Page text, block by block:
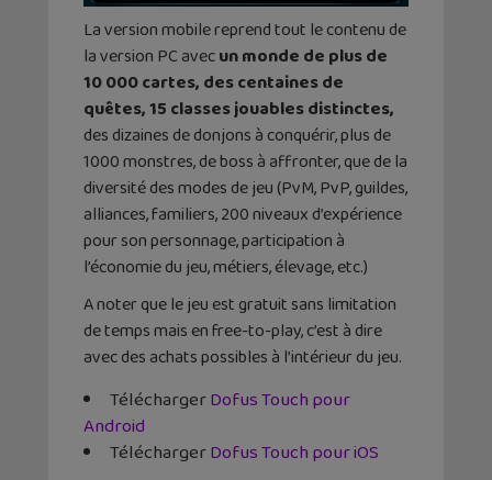
La version mobile reprend tout le contenu de
la version PC avecun monde de plus de
10 000 cartes, des centaines de
quêtes, 15 classes jouables distinctes,
des dizaines de donjons à conquérir, plus de
1000 monstres, de boss à affronter, que de la
diversité des modes de jeu (PvM, PvP, guildes,
alliances, familiers, 200 niveaux d’expérience
pour son personnage, participation à
l’économie du jeu, métiers, élevage, etc.)
A noter que le jeu est gratuit sans limitation
de temps mais en free-to-play, c’est à dire
avec des achats possibles à l’intérieur du jeu.
TéléchargerDofus Touch pour
Android
TéléchargerDofus Touch pour iOS